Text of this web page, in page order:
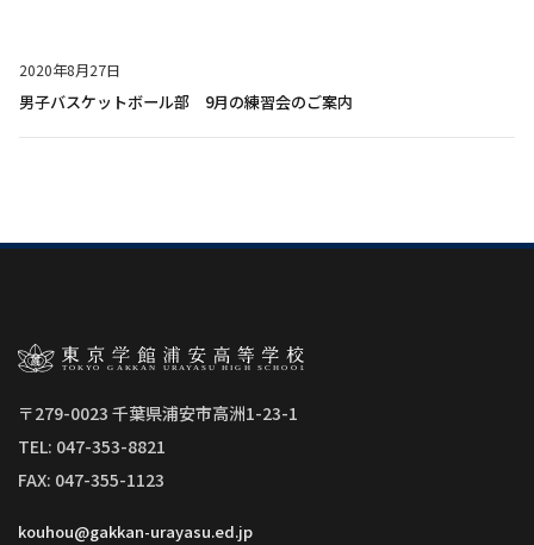
2020年8月27日
男子バスケットボール部 9月の練習会のご案内
〒279-0023 千葉県浦安市高洲1-23-1
TEL: 047-353-8821
FAX: 047-355-1123
kouhou@gakkan-urayasu.ed.jp